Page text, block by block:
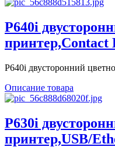
P640i
принтер,Contact
P640i двусторонний
Описание товара
P630i
принтер,USB/